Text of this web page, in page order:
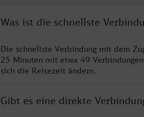
Was ist die schnellste
Die schnellste Verbindung mit dem
25 Minuten mit etwa 49
sich die Reisezeit ändern.
Gibt es eine direkte